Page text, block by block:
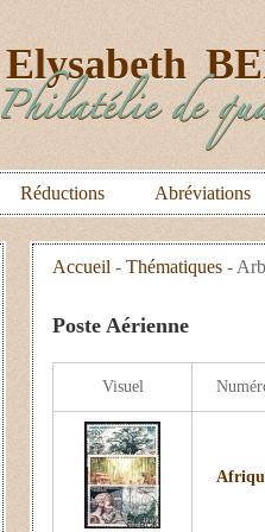
Elysabeth
Philatélie de
Réductions Abréviations
Accueil - Thématiques -
Poste Aérienne
Visuel